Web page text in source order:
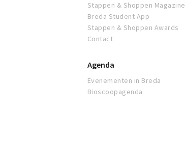
Stappen & Shoppen Magazine
Breda Student App
Stappen & Shoppen Awards
Contact
Agenda
Evenementen in Breda
Bioscoopagenda